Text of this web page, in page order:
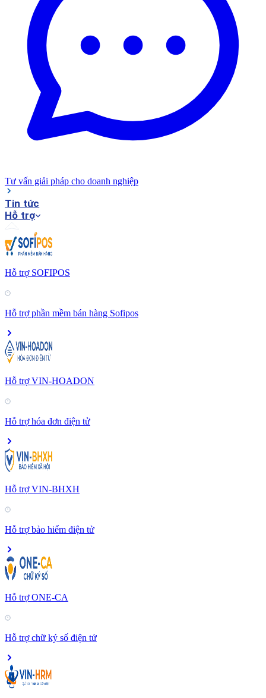
Tư vấn giải pháp cho doanh nghiệp
Tin tức
Hỗ trợ
Hỗ trợ SOFIPOS
Hỗ trợ phần mềm bán hàng Sofipos
Hỗ trợ VIN-HOADON
Hỗ trợ hóa đơn điện tử
Hỗ trợ VIN-BHXH
Hỗ trợ bảo hiểm điện tử
Hỗ trợ ONE-CA
Hỗ trợ chữ ký số điện tử